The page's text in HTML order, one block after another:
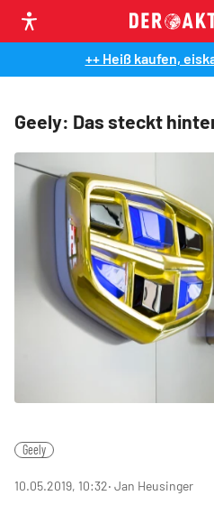
++ Heiß kaufen,
Geely: Das steckt
Geely
10.05.2019, 10:32‧ Jan Heusinger